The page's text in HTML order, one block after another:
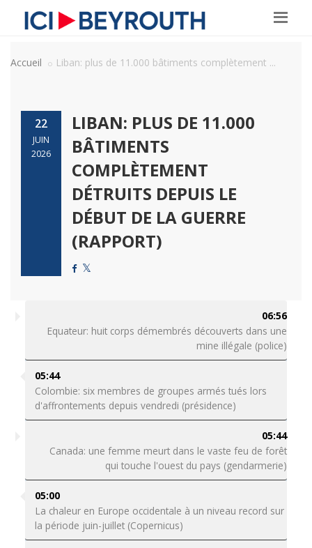
Accueil Liban: plus de 11.000 bâtiments complètement ...
22
JUIN
2026
LIBAN: PLUS DE 11.000
BÂTIMENTS
COMPLÈTEMENT
DÉTRUITS DEPUIS LE
DÉBUT DE LA GUERRE
(RAPPORT)
06:56
Equateur: huit corps démembrés découverts dans une
mine illégale (police)
05:44
Colombie: six membres de groupes armés tués lors
d'affrontements depuis vendredi (présidence)
05:44
Canada: une femme meurt dans le vaste feu de forêt
qui touche l'ouest du pays (gendarmerie)
05:00
La chaleur en Europe occidentale à un niveau record sur
la période juin-juillet (Copernicus)